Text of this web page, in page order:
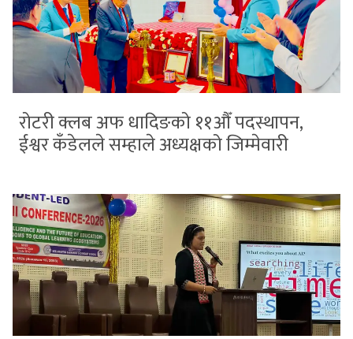
रोटरी क्लब अफ धादिङको ११औँ पदस्थापन,
ईश्वर कँडेलले सम्हाले अध्यक्षको जिम्मेवारी